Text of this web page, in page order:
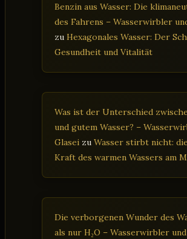
Benzin aus Wasser: Die
des Fahrens – Wasserwirbler
zu Hexagonales Wasser: Der
Gesundheit und Vitalität
Was ist der Unterschied
und gutem Wasser? –
Glasei zu Wasser stirbt nicht:
Kraft des warmen Wassers am
Die verborgenen Wunder des
als nur H₂O – Wasserwirbler